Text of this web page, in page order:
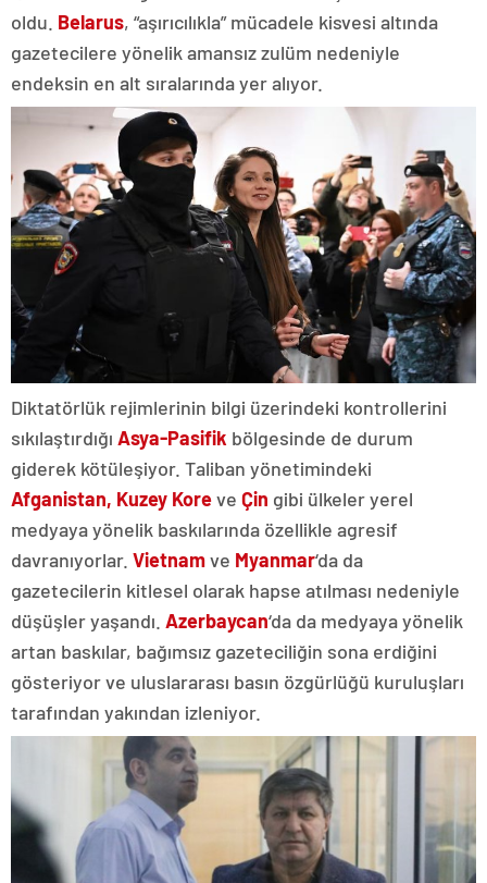
oldu. Belarus, “aşırıcılıkla” mücadele kisvesi altında
gazetecilere yönelik amansız zulüm nedeniyle
endeksin en alt sıralarında yer alıyor.
Diktatörlük rejimlerinin bilgi üzerindeki kontrollerini
sıkılaştırdığı Asya-Pasifik bölgesinde de durum
giderek kötüleşiyor. Taliban yönetimindeki
Afganistan, Kuzey Koreve Çin gibi ülkeler yerel
medyaya yönelik baskılarında özellikle agresif
davranıyorlar. Vietnamve Myanmar‘da da
gazetecilerin kitlesel olarak hapse atılması nedeniyle
düşüşler yaşandı. Azerbaycan‘da da medyaya yönelik
artan baskılar, bağımsız gazeteciliğin sona erdiğini
gösteriyor ve uluslararası basın özgürlüğü kuruluşları
tarafından yakından izleniyor.